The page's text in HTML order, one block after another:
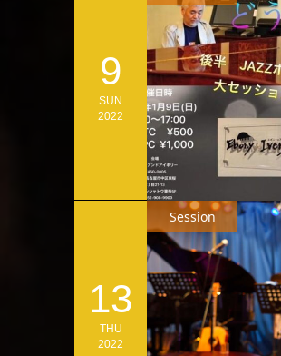
9
SUN
2022
13
THU
2022
Session